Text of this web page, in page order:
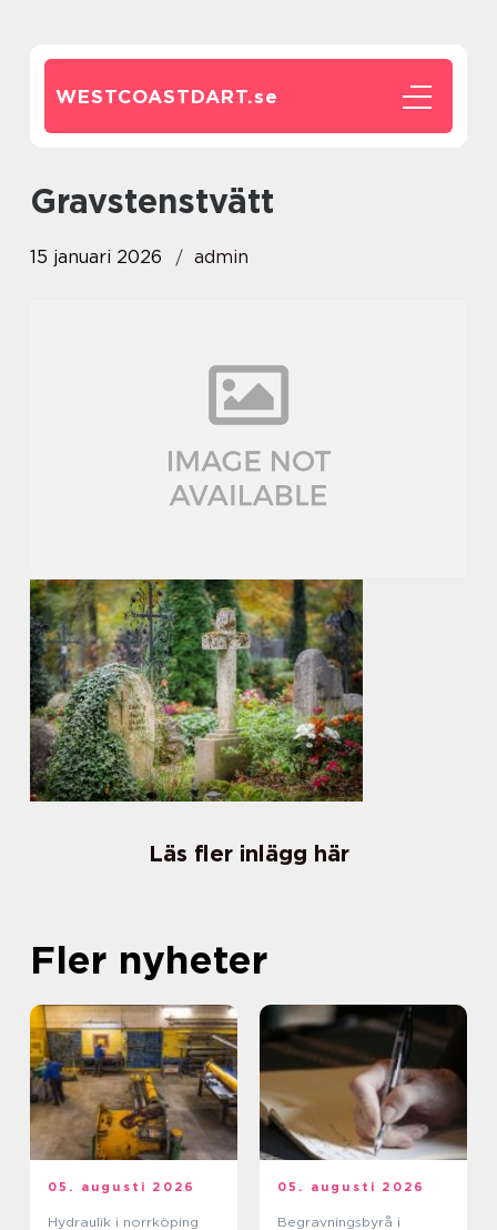
WESTCOASTDART.se
gravstenstvätt
15 januari 2026 admin
Läs fler inlägg här
Fler nyheter
05. augusti 2026
Hydraulik i norrköping
05. augusti 2026
Begravningsbyrå i